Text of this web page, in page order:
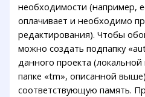
необходимости (например,
оплачивает и необходимо
редактирования). Чтобы
можно создать подпапку
данного проекта
папке «tm», описанной
соответствующую память.